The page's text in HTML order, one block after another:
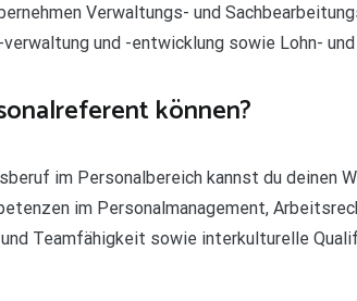
Verwaltungs- und
und -entwicklung sowie Lohn- und
können?
im Personalbereich kannst du deinen
im Personalmanagement,
Teamfähigkeit sowie interkulturelle